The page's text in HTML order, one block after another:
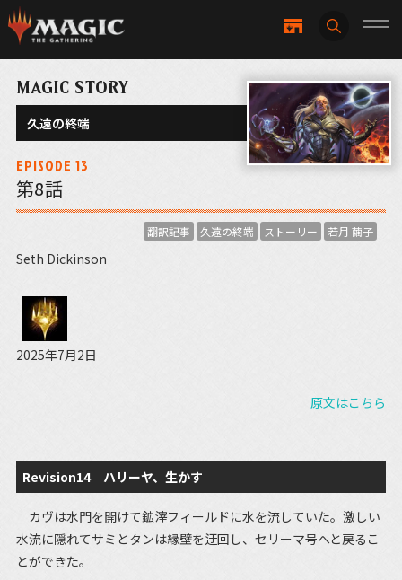
MAGIC STORY
久遠の終端
EPISODE 13
第8話
翻訳記事 久遠の終端 ストーリー 若月 繭子
Seth Dickinson
2025年7月2日
原文はこちら
Revision14 ハリーヤ、生かす
カヴは水門を開けて鉱滓フィールドに水を流していた。激しい
水流に隠れてサミとタンは縁壁を迂回し、セリーマ号へと戻るこ
とができた。